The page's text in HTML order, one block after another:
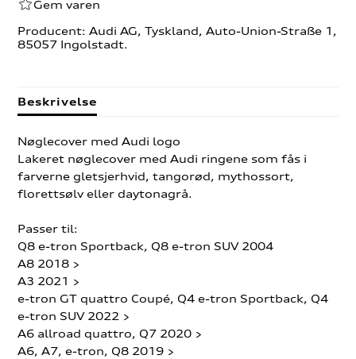
Gem varen
Producent: Audi AG, Tyskland, Auto-Union-Straße 1,
85057 Ingolstadt.
Beskrivelse
Nøglecover med Audi logo
Lakeret nøglecover med Audi ringene som fås i
farverne gletsjerhvid, tangorød, mythossort,
florettsølv eller daytonagrå.
Passer til:
Q8 e-tron Sportback, Q8 e-tron SUV 2004
A8 2018 >
A3 2021 >
e-tron GT quattro Coupé, Q4 e-tron Sportback, Q4
e-tron SUV 2022 >
A6 allroad quattro, Q7 2020 >
A6, A7, e-tron, Q8 2019 >